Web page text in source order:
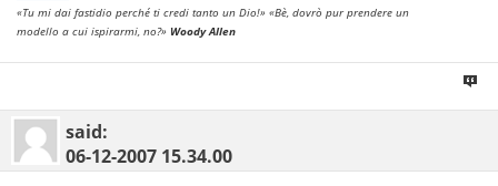
«Tu mi dai fastidio perché ti credi tanto un Dio!» «Bè, dovrò pur prendere un
modello a cui ispirarmi, no?» Woody Allen
said:
06-12-2007 15.34.00